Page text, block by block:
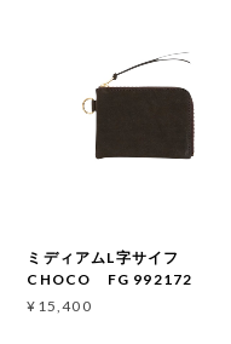
ミディアムL字サイフ
CHOCO FG 992172
¥15,400